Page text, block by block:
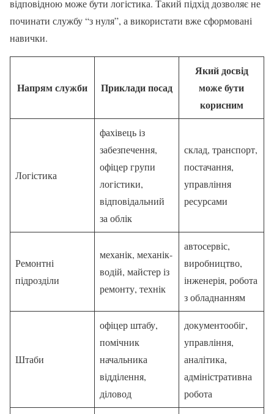
відповідною може бути логістика. Такий підхід дозволяє не
починати службу “з нуля”, а використати вже сформовані
навички.
Напрям служби Приклади посад
Який досвід
може бути
корисним
Логістика
фахівець із
забезпечення,
офіцер групи
логістики,
відповідальний
за облік
склад, транспорт,
постачання,
управління
ресурсами
Ремонтні
підрозділи
механік, механік-
водій, майстер із
ремонту, технік
автосервіс,
виробництво,
інженерія, робота
з обладнанням
Штаби
офіцер штабу,
помічник
начальника
відділення,
діловод
документообіг,
управління,
аналітика,
адміністративна
робота